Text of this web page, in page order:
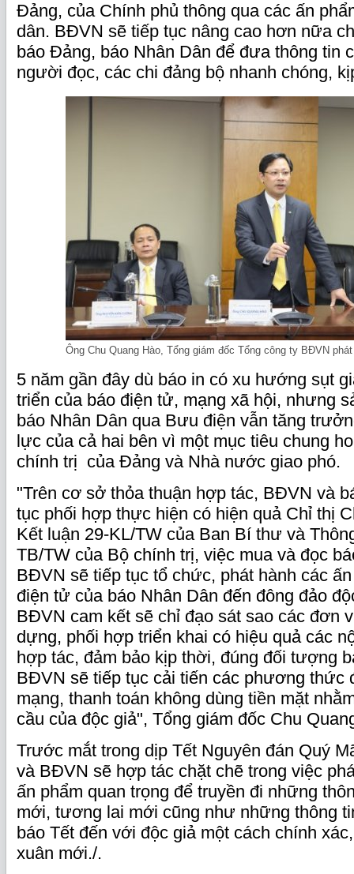
Đảng, của Chính phủ thông qua các ấn
dân. BĐVN sẽ tiếp tục nâng cao hơn nữa
báo Đảng, báo Nhân Dân để đưa thông tin
người đọc, các chi đảng bộ nhanh chóng,
Ông Chu Quang Hào, Tổng giám đốc Tổng công ty BĐVN
5 năm gần đây dù báo in có xu hướng sụt
triển của báo điện tử, mạng xã hội, nhưng
báo Nhân Dân qua Bưu điện vẫn tăng
lực của cả hai bên vì một mục tiêu chung
chính trị của Đảng và Nhà nước giao phó.
"Trên cơ sở thỏa thuận hợp tác, BĐVN và
tục phối hợp thực hiện có hiện quả Chỉ thị
Kết luận 29-KL/TW của Ban Bí thư và
TB/TW của Bộ chính trị, việc mua và đọc
BĐVN sẽ tiếp tục tổ chức, phát hành các
điện tử của báo Nhân Dân đến đông đảo
BĐVN cam kết sẽ chỉ đạo sát sao các đơn
dựng, phối hợp triển khai có hiệu quả các
hợp tác, đảm bảo kịp thời, đúng đối tượng
BĐVN sẽ tiếp tục cải tiến các phương thức
mạng, thanh toán không dùng tiền mặt
cầu của độc giả", Tổng giám đốc Chu
Trước mắt trong dịp Tết Nguyên đán Quý
và BĐVN sẽ hợp tác chặt chẽ trong việc
ấn phẩm quan trọng để truyền đi những
mới, tương lai mới cũng như những thông
báo Tết đến với độc giả một cách chính
xuân mới./.